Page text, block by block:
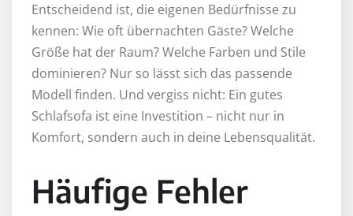
Entscheidend ist, die eigenen Bedürfnisse zu
kennen: Wie oft übernachten Gäste? Welche
Größe hat der Raum? Welche Farben und Stile
dominieren? Nur so lässt sich das passende
Modell finden. Und vergiss nicht: Ein gutes
Schlafsofa ist eine Investition – nicht nur in
Komfort, sondern auch in deine Lebensqualität.
Häufige Fehler